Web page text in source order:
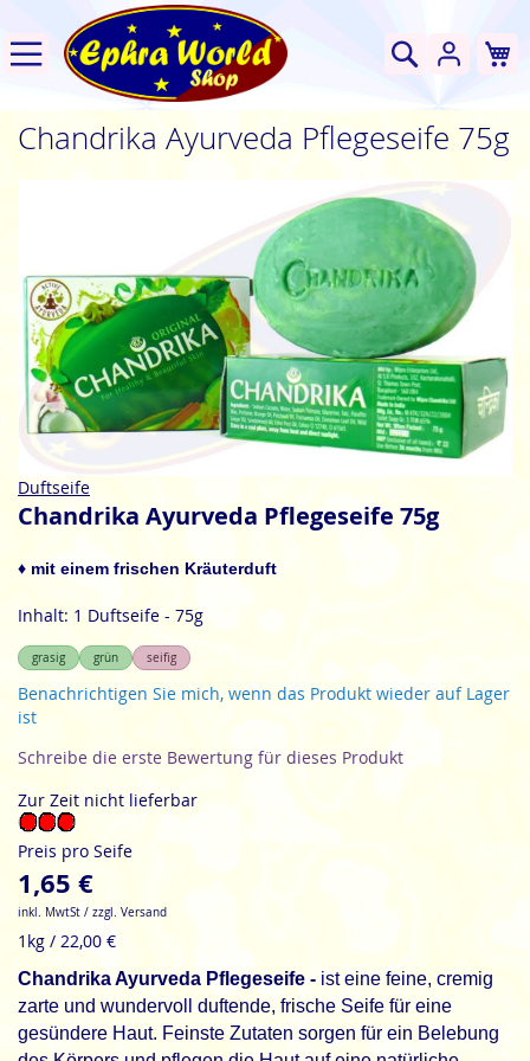
Suche
Chandrika Ayurveda Pflegeseife 75g
springen
Zum
Anfang
Bildgalerie
springen
Duftseife
Chandrika Ayurveda Pflegeseife 75g
♦ mit einem frischen Kräuterduft
Inhalt: 1 Duftseife - 75g
grasig grün seifig
Benachrichtigen Sie mich, wenn das Produkt wieder auf Lager
ist
Schreibe die erste Bewertung für dieses Produkt
Zur Zeit nicht lieferbar
Preis pro Seife
1,65 €
inkl. MwtSt / zzgl. Versand
1kg / 22,00 €
Chandrika Ayurveda Pflegeseife - ist eine feine, cremig
zarte und wundervoll duftende, frische Seife für eine
gesündere Haut. Feinste Zutaten sorgen für ein Belebung